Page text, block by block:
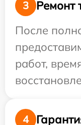
3
Ремонт
После
работ,
4